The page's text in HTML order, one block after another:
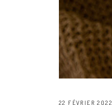
22 FÉVRIER 2022